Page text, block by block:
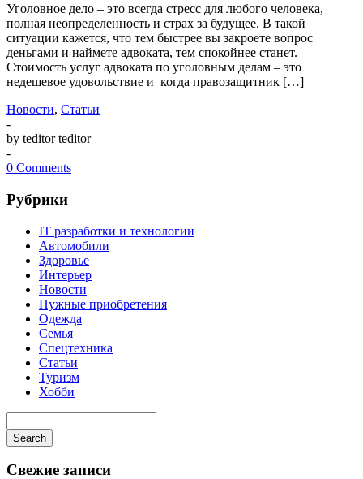
Уголовное дело – это всегда стресс для любого человека,
полная неопределенность и страх за будущее. В такой
ситуации кажется, что тем быстрее вы закроете вопрос
деньгами и наймете адвоката, тем спокойнее станет.
Стоимость услуг адвоката по уголовным делам – это
недешевое удовольствие и когда правозащитник […]
Новости, Статьи
-
by teditor teditor
-
0 Comments
Рубрики
IT разработки и технологии
Автомобили
Здоровье
Интерьер
Новости
Нужные приобретения
Одежда
Семья
Спецтехника
Статьи
Туризм
Хобби
Search
Свежие записи